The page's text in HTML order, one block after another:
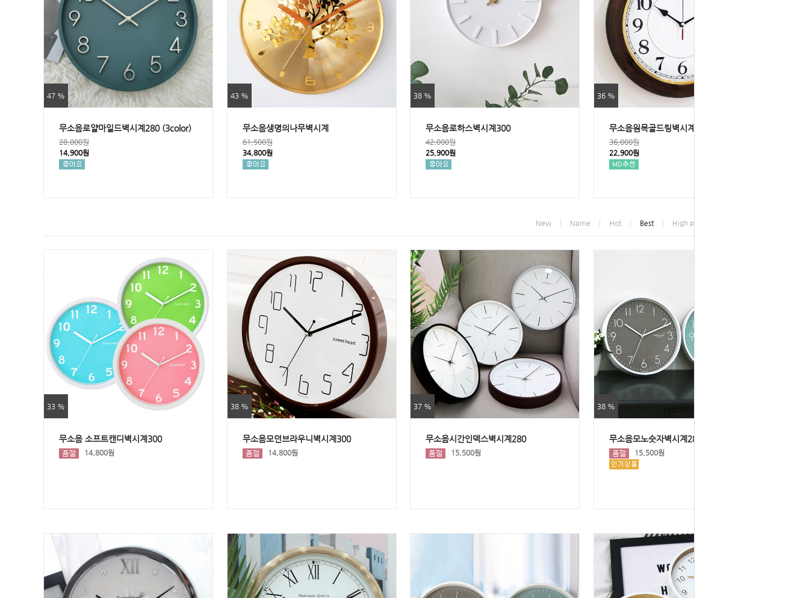
47 %
무소음로얄마일드벽시계280 (3color)
28,000원
14,900원
43 %
무소음생명의나무벽시계
61,500원
34,800원
38 %
무소음로하스벽시계300
42,000원
25,900원
36 %
무소음원목골드링벽시계320
36,000원
22,900원
New Name Hot Best High price
33 %
무소음 소프트캔디벽시계300
14,800원
38 %
무소음모던브라우니벽시계300
14,800원
37 %
무소음시간인덱스벽시계280
15,500원
38 %
무소음모노숫자벽시계280
15,500원